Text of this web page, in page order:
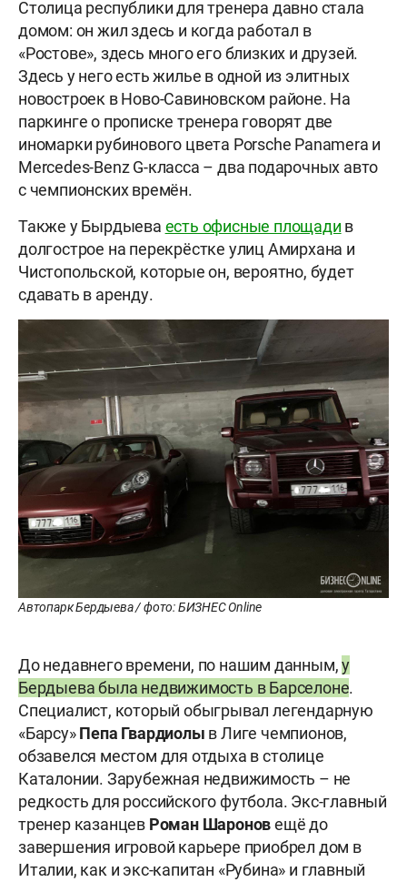
Столица республики для тренера давно стала
домом: он жил здесь и когда работал в
«Ростове», здесь много его близких и друзей.
Здесь у него есть жилье в одной из элитных
новостроек в Ново-Савиновском районе. На
паркинге о прописке тренера говорят две
иномарки рубинового цвета Porsche Panamera и
Mercedes-Benz G-класса – два подарочных авто
с чемпионских времён.
Также у Бырдыева есть офисные площади в
долгострое на перекрёстке улиц Амирхана и
Чистопольской, которые он, вероятно, будет
сдавать в аренду.
Автопарк Бердыева / фото: БИЗНЕС Online
До недавнего времени, по нашим данным,у
Бердыева была недвижимость в Барселоне.
Специалист, который обыгрывал легендарную
«Барсу»Пепа Гвардиолы в Лиге чемпионов,
обзавелся местом для отдыха в столице
Каталонии. Зарубежная недвижимость – не
редкость для российского футбола. Экс-главный
тренер казанцев Роман Шароновещё до
завершения игровой карьере приобрел дом в
Италии, как и экс-капитан «Рубина» и главный